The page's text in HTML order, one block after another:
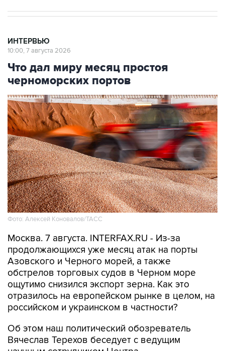
ИНТЕРВЬЮ
10:00, 7 августа 2026
Что дал миру месяц простоя
черноморских портов
Фото: Алексей Коновалов/ТАСС
Москва. 7 августа. INTERFAX.RU - Из-за
продолжающихся уже месяц атак на порты
Азовского и Черного морей, а также
обстрелов торговых судов в Черном море
ощутимо снизился экспорт зерна. Как это
отразилось на европейском рынке в целом, на
российском и украинском в частности?
Об этом наш политический обозреватель
Вячеслав Терехов беседует с ведущим